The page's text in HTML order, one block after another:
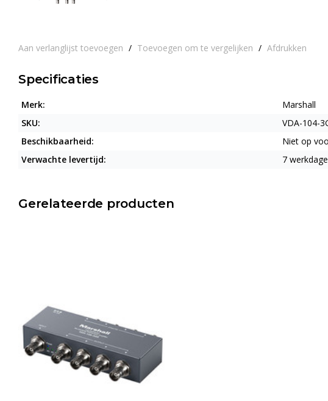
Aan verlanglijst toevoegen / Toevoegen om te vergelijken / Afdrukken
Specificaties
Merk:
Marshall
SKU:
VDA-104-
Beschikbaarheid:
Niet op
Verwachte levertijd:
7
Gerelateerde producten